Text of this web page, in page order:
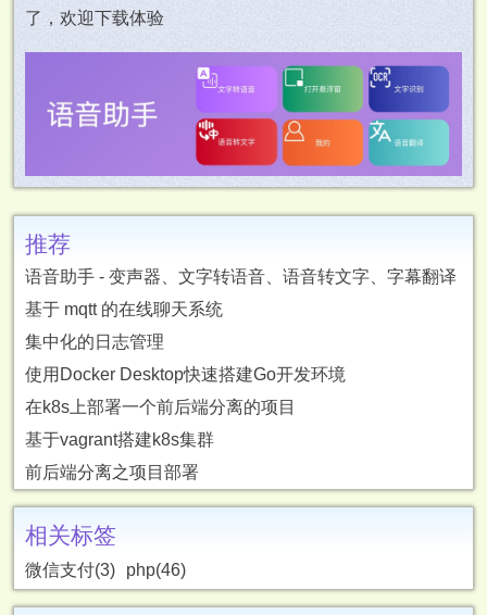
了，欢迎下载体验
推荐
语音助手 - 变声器、文字转语音、语音转文字、字幕翻译
基于 mqtt 的在线聊天系统
集中化的日志管理
使用Docker Desktop快速搭建Go开发环境
在k8s上部署一个前后端分离的项目
基于vagrant搭建k8s集群
前后端分离之项目部署
相关标签
微信支付(3) php(46)